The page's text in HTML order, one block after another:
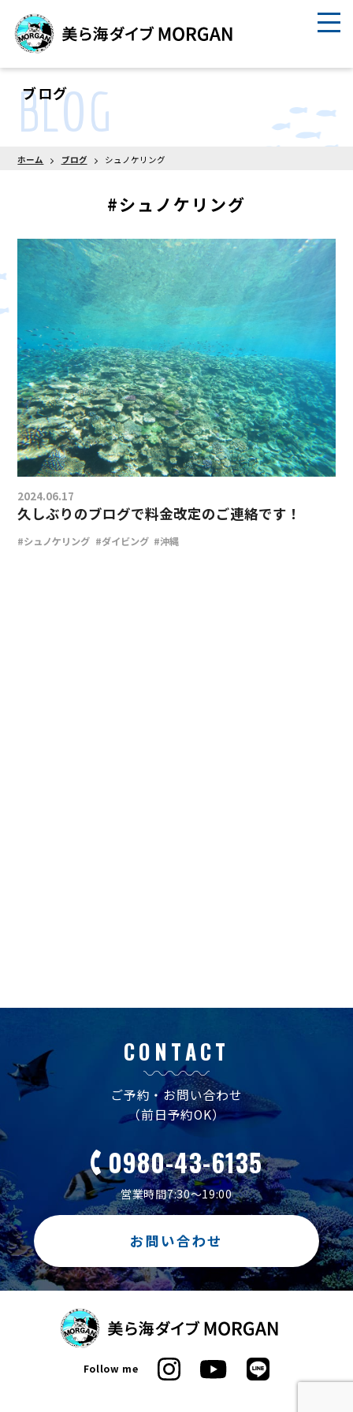
ブログ
BLOG
ホーム ブログ シュノケリング
#シュノケリング
2024.06.17
久しぶりのブログで料金改定のご連絡です！
#シュノケリング #ダイビング #沖縄
CONTACT
ご予約・お問い合わせ
（前日予約OK）
0980-43-6135
営業時間7:30～19:00
お問い合わせ
Follow me